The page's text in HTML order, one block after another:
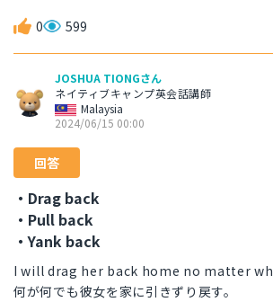
0 599
JOSHUA TIONGさん
ネイティブキャンプ英会話講師
Malaysia
2024/06/15 00:00
回答
・Drag back
・Pull back
・Yank back
I will drag her back home no matter
何が何でも彼女を家に引きずり戻す。